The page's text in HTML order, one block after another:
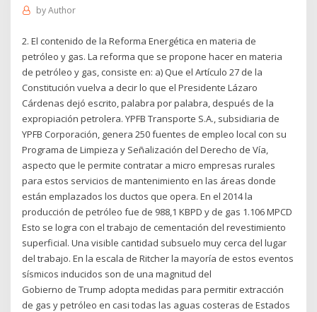
byAuthor
2. El contenido de la Reforma Energética en materia de
petróleo y gas. La reforma que se propone hacer en materia
de petróleo y gas, consiste en: a) Que el Artículo 27 de la
Constitución vuelva a decir lo que el Presidente Lázaro
Cárdenas dejó escrito, palabra por palabra, después de la
expropiación petrolera. YPFB Transporte S.A., subsidiaria de
YPFB Corporación, genera 250 fuentes de empleo local con su
Programa de Limpieza y Señalización del Derecho de Vía,
aspecto que le permite contratar a micro empresas rurales
para estos servicios de mantenimiento en las áreas donde
están emplazados los ductos que opera. En el 2014 la
producción de petróleo fue de 988,1 KBPD y de gas 1.106 MPCD
Esto se logra con el trabajo de cementación del revestimiento
superficial. Una visible cantidad subsuelo muy cerca del lugar
del trabajo. En la escala de Ritcher la mayoría de estos eventos
sísmicos inducidos son de una magnitud del
Gobierno de Trump adopta medidas para permitir extracción
de gas y petróleo en casi todas las aguas costeras de Estados